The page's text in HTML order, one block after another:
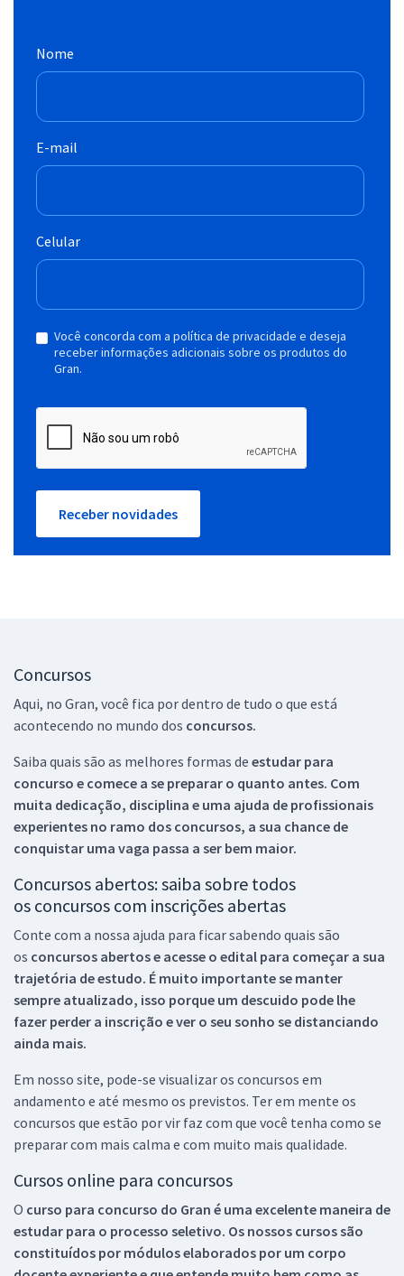
Nome
E-mail
Celular
Você concorda com a política de privacidade e deseja
receber informações adicionais sobre os produtos do
Gran.
Receber novidades
Concursos
Aqui, no Gran, você fica por dentro de tudo o que está
acontecendo no mundo dos concursos.
Saiba quais são as melhores formas de estudar para
concurso e comece a se preparar o quanto antes. Com
muita dedicação, disciplina e uma ajuda de profissionais
experientes no ramo dos concursos, a sua chance de
conquistar uma vaga passa a ser bem maior.
Concursos abertos: saiba sobre todos
os concursos com inscrições abertas
Conte com a nossa ajuda para ficar sabendo quais são
os concursos abertos e acesse o edital para começar a sua
trajetória de estudo. É muito importante se manter
sempre atualizado, isso porque um descuido pode lhe
fazer perder a inscrição e ver o seu sonho se distanciando
ainda mais.
Em nosso site, pode-se visualizar os concursos em
andamento e até mesmo os previstos. Ter em mente os
concursos que estão por vir faz com que você tenha como se
preparar com mais calma e com muito mais qualidade.
Cursos online para concursos
O curso para concurso do Gran é uma excelente maneira de
estudar para o processo seletivo. Os nossos cursos são
constituídos por módulos elaborados por um corpo